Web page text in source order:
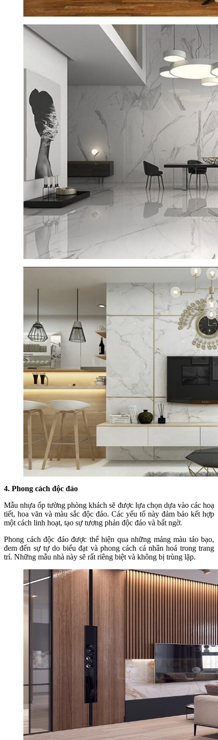
4. Phong cách độc đáo
Mẫu nhựa ốp tường phòng khách sẽ được lựa chọn dựa vào các hoạ
tiết, hoa văn và màu sắc độc đáo. Các yếu tố này đảm bảo kết hợp
một cách linh hoạt, tạo sự tương phản độc đáo và bất ngờ.
Phong cách độc đáo được thể hiện qua những mảng màu táo bạo,
đem đến sự tự do biểu đạt và phong cách cá nhân hoá trong trang
trí. Những mẫu nhà này sẽ rất riêng biệt và không bị trùng lặp.